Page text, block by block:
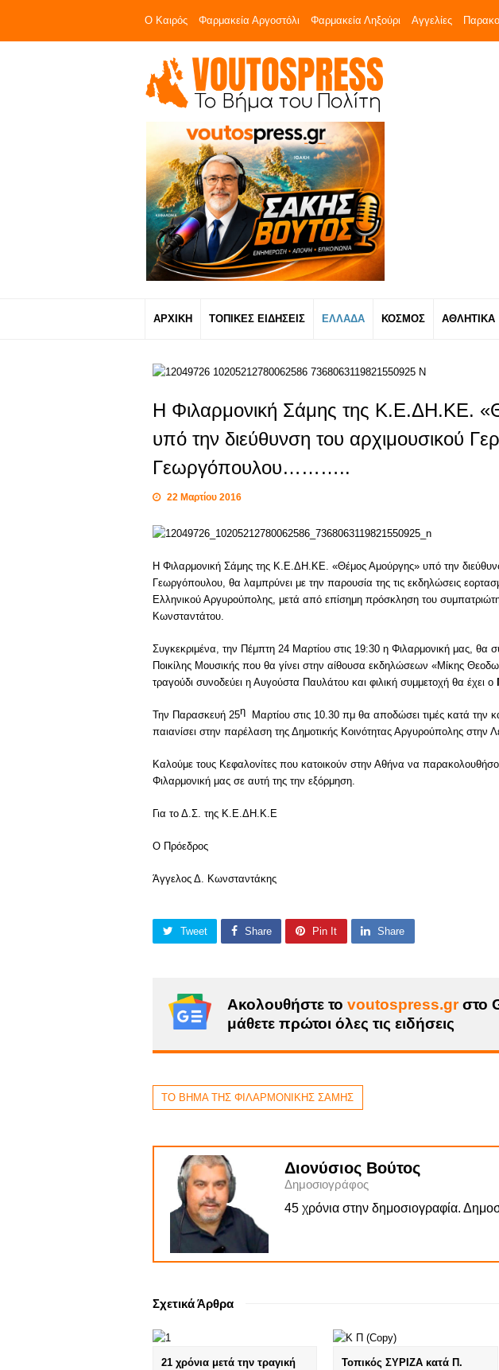
Ο Καιρός Φαρμακεία Αργοστόλι Φαρμακεία Ληξούρι Αγγελίες
ΑΡΧΙΚΗ ΤΟΠΙΚΕΣ ΕΙΔΗΣΕΙΣ ΕΛΛΑΔΑ ΚΟΣΜΟΣ ΑΘΛΗΤΙΚΑ
Η Φιλαρμονική Σάμης της Κ.Ε.ΔΗ.ΚΕ.
υπό την διεύθυνση του αρχιμουσικού
Γεωργόπουλου………..
22 Μαρτίου 2016
Η Φιλαρμονική Σάμης της Κ.Ε.ΔΗ.ΚΕ. «Θέμος Αμούργης» υπό την
Γεωργόπουλου, θα λαμπρύνει με την παρουσία της τις εκδηλώσεις
Ελληνικού Αργυρούπολης, μετά από επίσημη πρόσκληση του
Κωνσταντάτου.
Συγκεκριμένα, την Πέμπτη 24 Μαρτίου στις 19:30 η Φιλαρμονική μας, θα
Ποικίλης Μουσικής που θα γίνει στην αίθουσα εκδηλώσεων «Μίκης
τραγούδι συνοδεύει η Αυγούστα Παυλάτου και φιλική συμμετοχή θα έχει ο
Την Παρασκευή 25η Μαρτίου στις 10.30 πμ θα αποδώσει τιμές κατά την
παιανίσει στην παρέλαση της Δημοτικής Κοινότητας Αργυρούπολης
Καλούμε τους Κεφαλονίτες που κατοικούν στην Αθήνα να
Φιλαρμονική μας σε αυτή της την εξόρμηση.
Για το Δ.Σ. της Κ.Ε.ΔΗ.Κ.Ε
Ο Πρόεδρος
Άγγελος Δ. Κωνσταντάκης
Tweet Share Pin It Share
Ακολουθήστε τοvoutospress.grστο
μάθετε πρώτοι όλες τις ειδήσεις
ΤΟ ΒΗΜΑ ΤΗΣ ΦΙΛΑΡΜΟΝΙΚΗΣ ΣΑΜΗΣ
Διονύσιος Βούτος
Δημοσιογράφος
45 χρόνια στην δημοσιογραφία.
Σχετικά Άρθρα
21 χρόνια μετά την τραγική
Τοπικός ΣΥΡΙΖΑ κατά Π.